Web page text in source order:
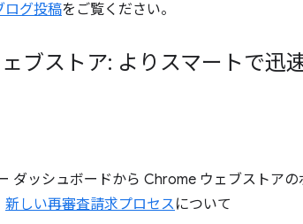
ログ投稿をご覧ください。
ブストア: よりスマートで迅
ダッシュボードから Chrome ウェブストア
新しい再審査請求プロセスについて